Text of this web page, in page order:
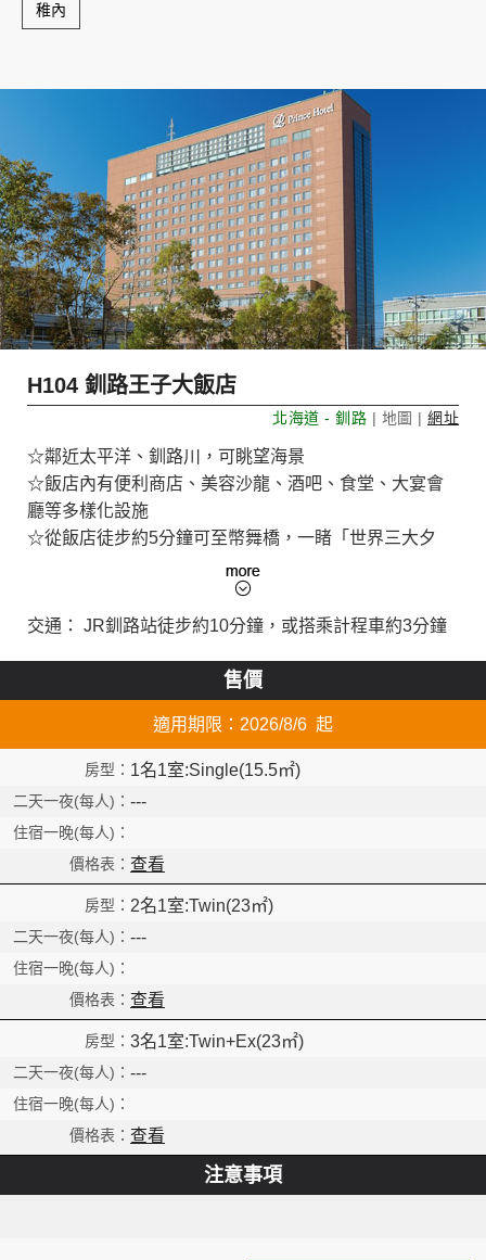
稚內
H104 釧路王子大飯店
北海道 - 釧路 | 地圖 | 網址
☆鄰近太平洋、釧路川，可眺望海景
☆飯店內有便利商店、美容沙龍、酒吧、食堂、大宴會
廳等多樣化設施
☆從飯店徒步約5分鐘可至幣舞橋，一睹「世界三大夕
交通： JR釧路站徒步約10分鐘，或搭乘計程車約3分鐘
售價
適用期限：2026/8/6 起
1名1室:Single(15.5㎡)
---
查看
2名1室:Twin(23㎡)
---
查看
3名1室:Twin+Ex(23㎡)
---
查看
注意事項